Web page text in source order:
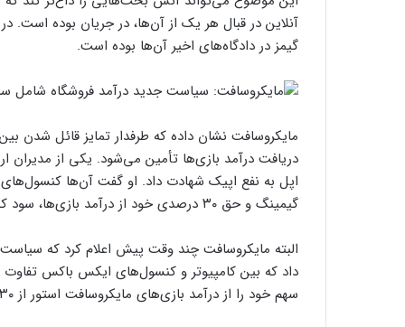
آنلاین در قبال هر یک از آن‌ها، در جریان بوده است.
گیمز در دادگاه‌های اخیر آن‌ها بوده است.
مایکروسافت نشان داده که طرفدار تمایز قائل
دریافت درآمد بازی‌ها تأمین می‌شود. یکی از مدیران
اپل به نفع اپیک شهادت داد. او گفت آن‌ها
گیمینگ و حق ۳۰ درصدی خود از درآمد بازی‌ها، سود کسب می‌کند.
البته مایکروسافت چند وقت پیش اعلام کرد که
سهم خود را از درآمد بازی‌های مایکروسافت استور از ۳۰ درصد به ۱۲ درصد کاهش خواهند داد.